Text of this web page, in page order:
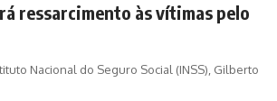
ressarcimento às vítimas pelo
Nacional do Seguro Social (INSS), Gilberto